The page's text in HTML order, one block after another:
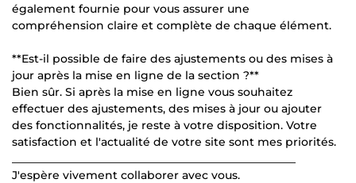
également fournie pour vous assurer une
compréhension claire et complète de chaque élément.
**Est-il possible de faire des ajustements ou des mises à
jour après la mise en ligne de la section ?**
Bien sûr. Si après la mise en ligne vous souhaitez
effectuer des ajustements, des mises à jour ou ajouter
des fonctionnalités, je reste à votre disposition. Votre
satisfaction et l'actualité de votre site sont mes priorités.
J'espère vivement collaborer avec vous.